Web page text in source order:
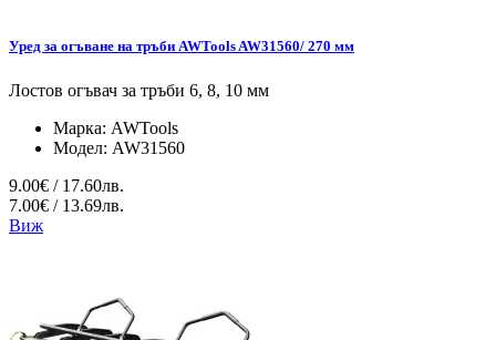
Уред за огъване на тръби AWTools AW31560/ 270 мм
Лостов огъвач за тръби 6, 8, 10 мм
Марка: AWTools
Модел: AW31560
9.00€ / 17.60лв.
7.00€ / 13.69лв.
Виж